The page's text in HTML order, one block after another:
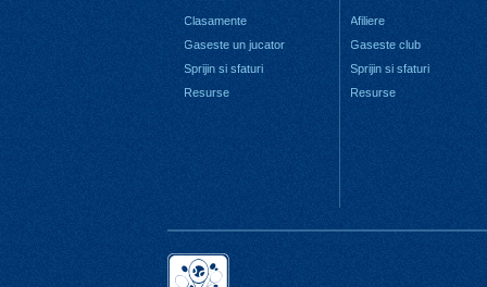
Clasamente
Gaseste un jucator
Sprijin si sfaturi
Resurse
Afiliere
Gaseste club
Sprijin si sfaturi
Resurse